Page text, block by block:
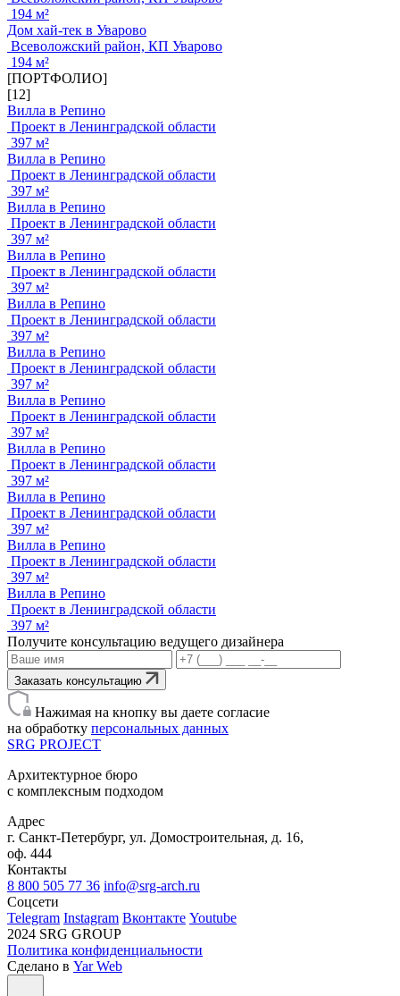
194 м²
Дом хай-тек в Уварово
Всеволожский район, КП Уварово
194 м²
[ПОРТФОЛИО]
[12]
Вилла в Репино
Проект в Ленинградской области
397 м²
Вилла в Репино
Проект в Ленинградской области
397 м²
Вилла в Репино
Проект в Ленинградской области
397 м²
Вилла в Репино
Проект в Ленинградской области
397 м²
Вилла в Репино
Проект в Ленинградской области
397 м²
Вилла в Репино
Проект в Ленинградской области
397 м²
Вилла в Репино
Проект в Ленинградской области
397 м²
Вилла в Репино
Проект в Ленинградской области
397 м²
Вилла в Репино
Проект в Ленинградской области
397 м²
Вилла в Репино
Проект в Ленинградской области
397 м²
Вилла в Репино
Проект в Ленинградской области
397 м²
Получите консультацию ведущего дизайнера
Заказать консультацию
Нажимая на кнопку вы даете согласие
на обработку персональных данных
SRG PROJECT
Архитектурное бюро
с комплексным подходом
Адрес
г. Санкт-Петербург, ул. Домостроительная, д. 16,
оф. 444
Контакты
8 800 505 77 36 info@srg-arch.ru
Соцсети
Telegram Instagram Вконтакте Youtube
2024 SRG GROUP
Политика конфиденциальности
Сделано в Yar Web